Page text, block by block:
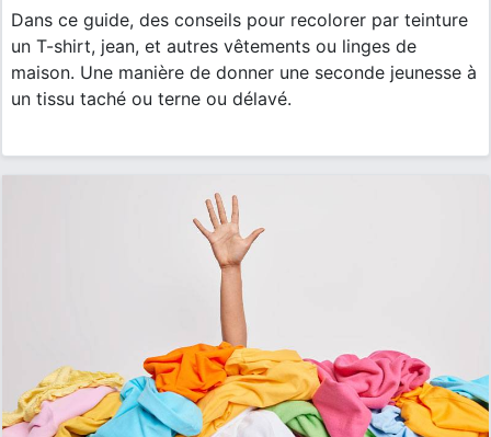
Dans ce guide, des conseils pour recolorer par teinture
un T-shirt, jean, et autres vêtements ou linges de
maison. Une manière de donner une seconde jeunesse à
un tissu taché ou terne ou délavé.